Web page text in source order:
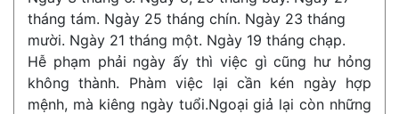
tháng tám. Ngày 25 tháng chín. Ngày 23 tháng
mười. Ngày 21 tháng một. Ngày 19 tháng chạp.
Hễ phạm phải ngày ấy thì việc gì cũng hư hỏng
không thành. Phàm việc lại cần kén ngày hợp
mệnh, mà kiêng ngày tuổi.Ngoại giả lại còn những